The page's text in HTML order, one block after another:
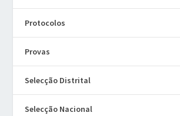
Protocolos
Provas
Selecção Distrital
Selecção Nacional